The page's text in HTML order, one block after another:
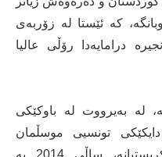
کە ئێستا لە زۆربەی
درامایەدا رۆڵی عالیا
ئێستا تەمەنی 36 ساڵە، لە بەیرووت لە باوکێکی
تونسیی موسڵمان